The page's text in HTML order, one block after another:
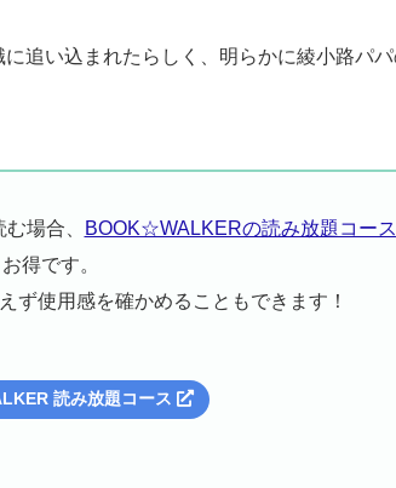
追い込まれたらしく、明らかに綾小路パ
場合、 BOOK☆WALKERの読み放題コース
お得です。
ず使用感を確かめることもできます！
読み放題コース